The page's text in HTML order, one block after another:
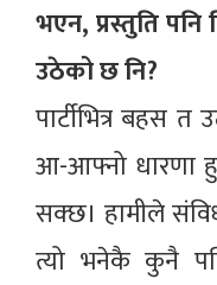
भएन, प्रस्तुति पनि
उठेको छ नि?
पार्टीभित्र बहस त
आ-आफ्नो धारणा
सक्छ। हामीले
त्यो भनेकै कुनै